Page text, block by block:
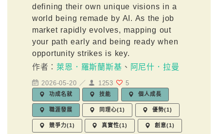
defining their own unique visions in a
world being remade by AI. As the job
market rapidly evolves, mapping out
your path early and being ready when
opportunity strikes is key.
作者： 萊恩．羅斯蘭斯基 、 阿尼什．拉曼
2026-05-20 ／ 1253 5
功成名就 技能 個人成長
職涯發展 同理心(1) 優勢(1)
競爭力(1) 真實性(1) 創意(1)